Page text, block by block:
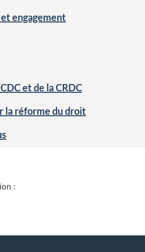
engagement
et de la CRDC
la réforme du droit